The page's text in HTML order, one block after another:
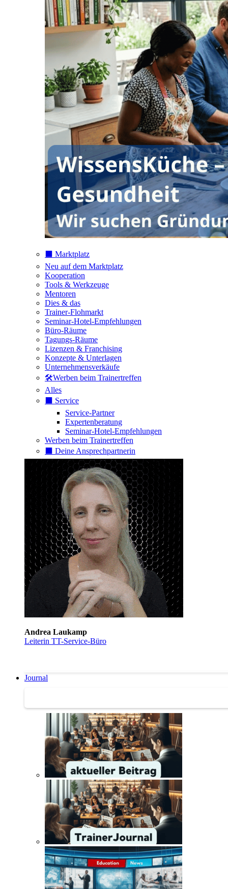
⬛️ Marktplatz
Neu auf dem Marktplatz
Kooperation
Tools & Werkzeuge
Mentoren
Dies & das
Trainer-Flohmarkt
Seminar-Hotel-Empfehlungen
Büro-Räume
Tagungs-Räume
Lizenzen & Franchising
Konzepte & Unterlagen
Unternehmensverkäufe
🛠️Werben beim Trainertreffen
Alles
⬛️ Service
Service-Partner
Expertenberatung
Seminar-Hotel-Empfehlungen
Werben beim Trainertreffen
⬛️ Deine Ansprechpartnerin
Andrea Laukamp
Leiterin TT-Service-Büro
Journal